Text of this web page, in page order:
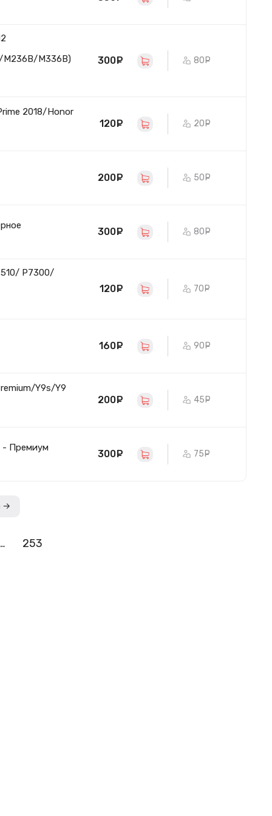
M236B/M336B)
300 руб. 80
2018/Honor
120 руб. 20
200 руб. 50
300 руб. 80
P7300/
120 руб. 70
160 руб. 90
Y9s/Y9
200 руб. 45
- Премиум
300 руб. 75
→
… 253